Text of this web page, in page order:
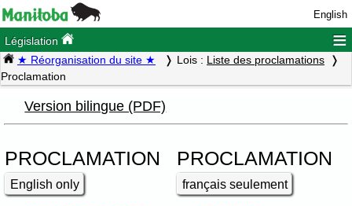
English
Législation ≡
★ Réorganisation du site ★ Lois : Liste des proclamations
Proclamation
Version bilingue (PDF)
PROCLAMATION
English only
PROCLAMATION
français seulement